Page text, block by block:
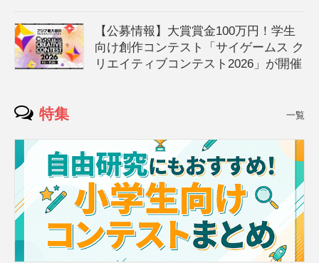
【公募情報】大賞賞金100万円！学生
向け創作コンテスト「サイゲームス ク
リエイティブコンテスト2026」が開催
特集 一覧